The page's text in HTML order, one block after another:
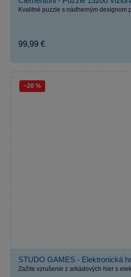
Kvalitné puzzle s nádherným designom
99,99 €
−20 %
STUDO GAMES - Elektronická
Zažite vzrušenie z arkádových hier s